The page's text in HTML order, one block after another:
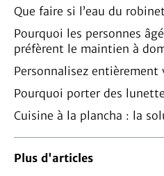
Que faire si l’eau du
Pourquoi les personnes
préfèrent le maintien à
Personnalisez
Pourquoi porter des
Cuisine à la plancha : la
Plus d'articles